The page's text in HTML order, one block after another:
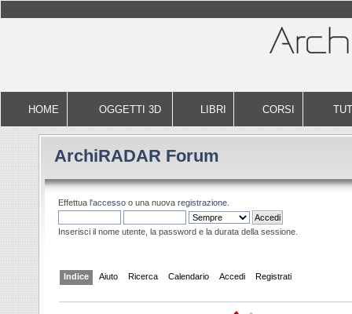
HOME OGGETTI 3D LIBRI CORSI
ArchiRADAR Forum
Effettua l'accesso o una nuova registrazione.
Inserisci il nome utente, la password e la durata della sessione.
Indice Aiuto Ricerca Calendario Accedi Registrati